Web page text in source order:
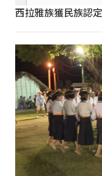
西拉雅族獲民族認